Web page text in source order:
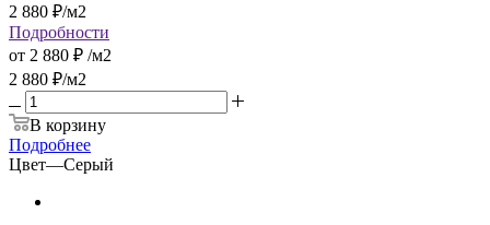
2 880 ₽/м2
Подробности
от 2 880 ₽ /м2
2 880 ₽/м2
В корзину
Подробнее
Цвет—Серый